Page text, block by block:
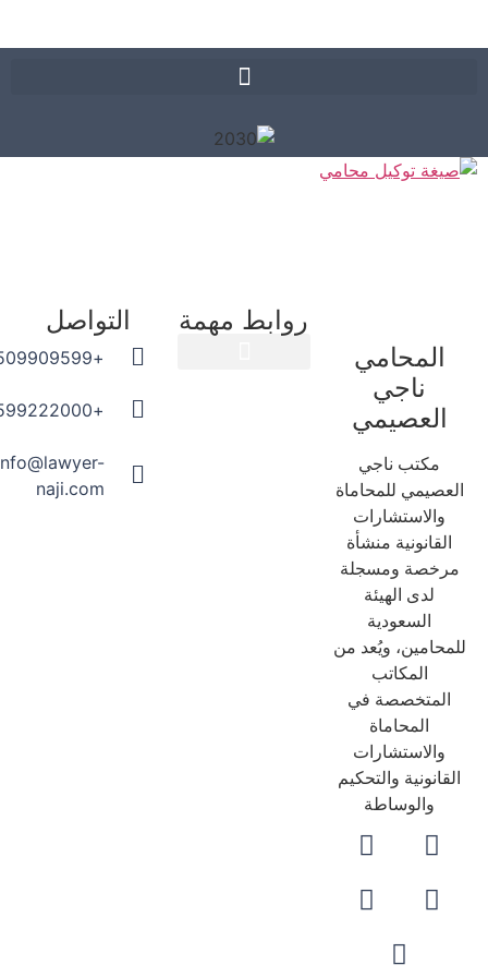
المحامي
ناجي
العصيمي
مكتب ناجي
للمحاماة
والاستشارات
منشأة
ومسجلة
لدى الهيئة
السعودية
ويُعد من
المكاتب
المتخصصة في
المحاماة
والاستشارات
والتحكيم
والوساطة
روابط مهمة التواصل
info@lawyer-
naji.com